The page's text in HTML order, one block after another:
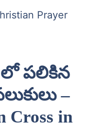
Prayer
లో పలికిన
–
Cross in